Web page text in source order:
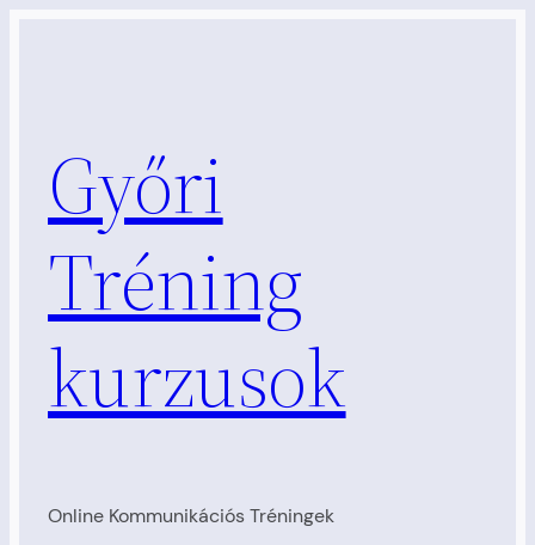
Győri
Tréning
kurzusok
Online Kommunikációs Tréningek